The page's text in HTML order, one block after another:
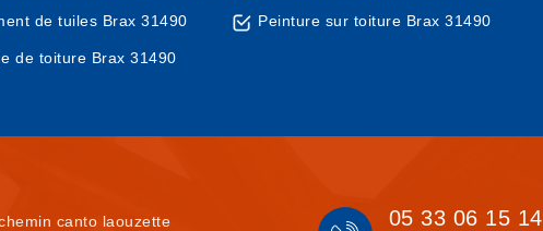
de tuiles Brax 31490
de toiture Brax 31490
Peinture sur toiture Brax 31490
canto laouzette 05 33 06 15 14